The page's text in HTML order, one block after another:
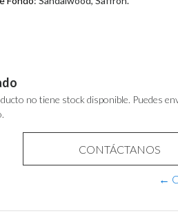
no tiene stock disponible. Puedes
CONTÁCTANOS
←